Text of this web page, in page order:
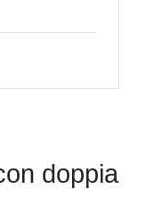
doppia